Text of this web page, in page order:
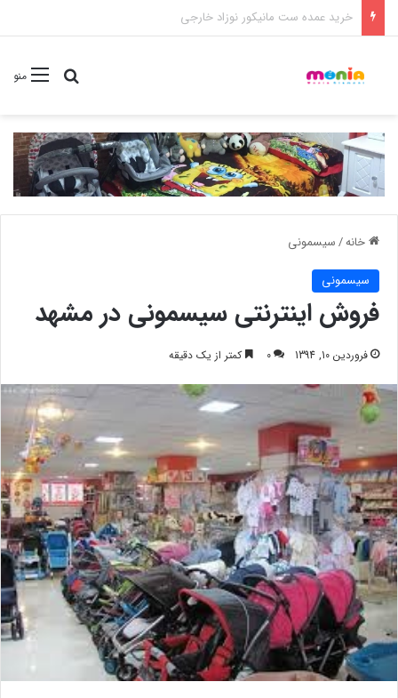
خرید شامپو سر و بدن 500 میل کودک موستلا
منوجستجو
خانه/سیسمونی
سیسمونی
فروش اینترنتی سیسمونی در مشهد
فروردین 10, 1394 0 کمتر از یک دقیقه